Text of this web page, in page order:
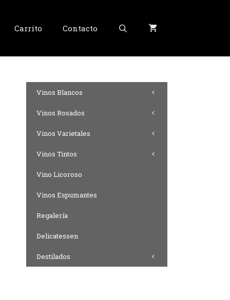
Carrito Contacto
Vinos Blancos
Vinos Rosados
Vinos Varietales
Vinos Tintos
Vino Licoroso
Vinos Espumantes
Regalería
Delicatessen
Destilados